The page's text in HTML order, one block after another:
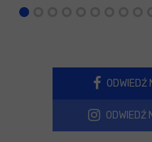
ODWIEDŹ
ODWIEDŹ